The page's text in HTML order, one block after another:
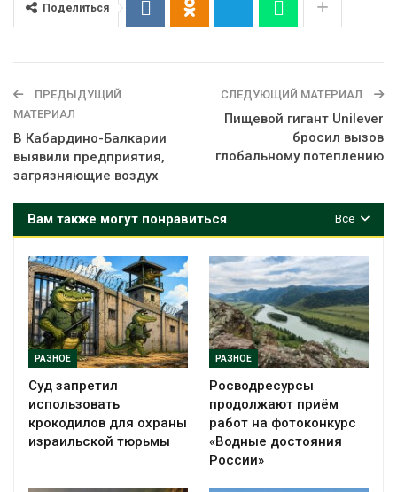
Поделиться
ПРЕДЫДУЩИЙ
МАТЕРИАЛ
В Кабардино-Балкарии
выявили предприятия,
загрязняющие воздух
СЛЕДУЮЩИЙ МАТЕРИАЛ
Пищевой гигант Unilever
бросил вызов
глобальному потеплению
Все
Вам также могут понравиться
РАЗНОЕ
Суд запретил
использовать
крокодилов для охраны
израильской тюрьмы
РАЗНОЕ
Росводресурсы
продолжают приём
работ на фотоконкурс
«Водные достояния
России»